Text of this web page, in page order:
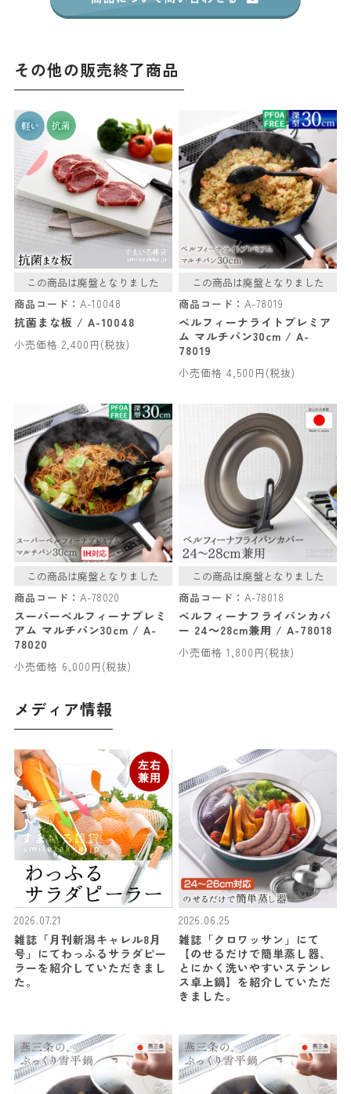
その他の販売終了商品
この商品は廃盤となりました
商品コード： A-10048
抗菌まな板 / A-10048
小売価格 2,400円(税抜)
この商品は廃盤となりました
商品コード：A-78019
ベルフィーナライトプレミア
ム マルチパン30cm / A-
78019
小売価格 4,500円(税抜)
この商品は廃盤となりました
商品コード： A-78020
スーパーベルフィーナプレミ
アム マルチパン30cm / A-
78020
小売価格 6,000円(税抜)
この商品は廃盤となりました
商品コード：A-78018
ベルフィーナフライパンカバ
ー 24～28cm兼用 / A-78018
小売価格 1,800円(税抜)
メディア情報
2026.07.21
雑誌「月刊新潟キャレル8月
号」にてわっふるサラダピー
ラーを紹介していただきまし
た。
2026.06.25
雑誌「クロワッサン」にて
【のせるだけで簡単蒸し器、
とにかく洗いやすいステンレ
ス卓上鍋】を紹介していただ
きました。